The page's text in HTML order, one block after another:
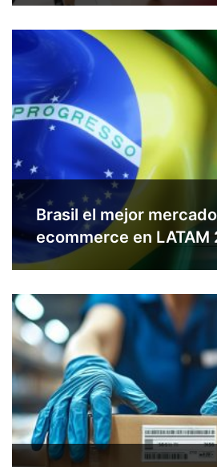
Brasil el mejor
ecommerce en LATAM